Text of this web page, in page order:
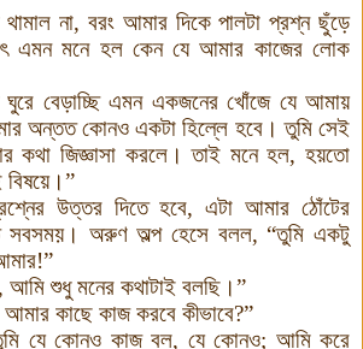
না,বরং আমার দিকে পালটা প্রশ্ন ছুঁড়ে
এমন মনে হল কেন যে আমার কাজের লোক
ঘুরে বেড়াচ্ছি এমন একজনের খোঁজে যে আমায়
অন্তত কোনও একটা হিল্লে হবে। তুমি সেই
কথা জিজ্ঞাসা করলে। তাই মনে হল,হয়তো
।”
উত্তর দিতে হবে,এটা আমার ঠোঁটের
সবসময়। অরুণ অল্প হেসে বলল, “তুমি একটু
!”
আমি শুধু মনের কথাটাই বলছি ।”
কাছে কাজ করবে কীভাবে?”
যে কোনও কাজ বল, যে কোনও; আমি করে